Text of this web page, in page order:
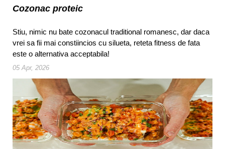
Cozonac proteic
Stiu, nimic nu bate cozonacul traditional romanesc, dar daca
vrei sa fii mai constiincios cu silueta, reteta fitness de fata
este o alternativa acceptabila!
05 Apr, 2026